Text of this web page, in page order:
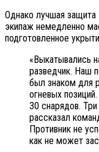
Однако лучшая
экипаж немедленно
подготовленное
«Выкатывались
разведчик. Наш
был знаком для
огневых
30 снарядов.
рассказал
Противник не
как не может